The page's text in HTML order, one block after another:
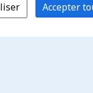
Accepter